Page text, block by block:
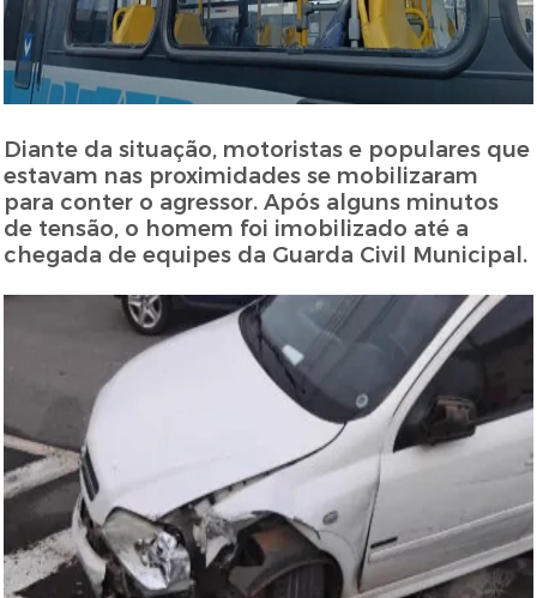
Diante da situação, motoristas e populares que
estavam nas proximidades se mobilizaram
para conter o agressor. Após alguns minutos
de tensão, o homem foi imobilizado até a
chegada de equipes da Guarda Civil Municipal.